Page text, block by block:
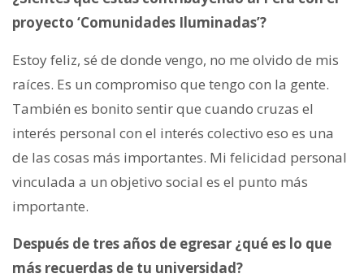
proyecto ‘Comunidades Iluminadas’?
Estoy feliz, sé de donde vengo, no me olvido de mis
raíces. Es un compromiso que tengo con la gente.
También es bonito sentir que cuando cruzas el
interés personal con el interés colectivo eso es una
de las cosas más importantes. Mi felicidad personal
vinculada a un objetivo social es el punto más
importante.
Después de tres años de egresar ¿qué es lo que
más recuerdas de tu universidad?